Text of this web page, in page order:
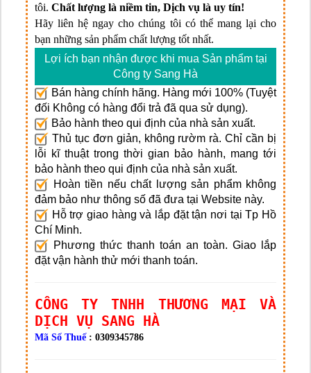
tôi. Chất lượng là niềm tin, Dịch vụ là uy tín!
Hãy liên hệ ngay cho chúng tôi có thể mang lại cho
bạn những sản phẩm chất lượng tốt nhất.
Lợi ích bạn nhận được khi mua Sản phẩm tại
Công ty Sang Hà
Bán hàng chính hãng. Hàng mới 100% (Tuyệt
đối Không có hàng đổi trả đã qua sử dụng).
Bảo hành theo qui định của nhà sản xuất.
Thủ tục đơn giản, không rườm rà. Chỉ cần bị
lỗi kĩ thuật trong thời gian bảo hành, mang tới
bảo hành theo qui định của nhà sản xuất.
Hoàn tiền nếu chất lượng sản phẩm không
đảm bảo như thông số đã đưa tại Website này.
Hỗ trợ giao hàng và lắp đặt tận nơi tại Tp Hồ
Chí Minh.
Phương thức thanh toán an toàn. Giao lắp
đặt vận hành thử mới thanh toán.
CÔNG TY TNHH THƯƠNG MẠI VÀ
DỊCH VỤ SANG HÀ
Mã Số Thuế : 0309345786